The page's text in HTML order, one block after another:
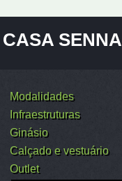
CASA SENNA
Modalidades
Infraestruturas
Ginásio
Calçado e vestuário
Outlet